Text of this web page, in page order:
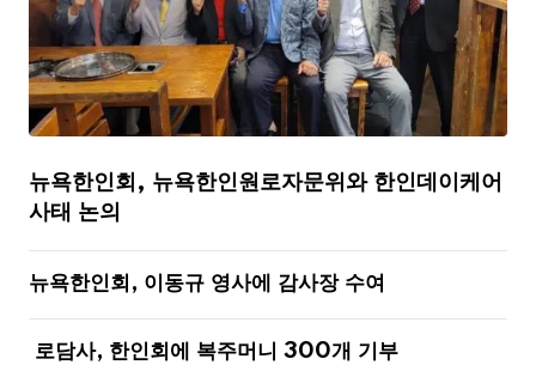
뉴욕한인회, 뉴욕한인원로자문위와 한인데이케어
사태 논의
뉴욕한인회, 이동규 영사에 감사장 수여
로담사, 한인회에 복주머니 300개 기부